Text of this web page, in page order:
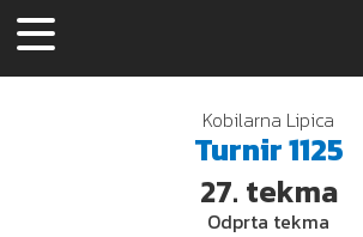
Kobilarna Lipica
Turnir1125
27. tekma
Odprta tekma